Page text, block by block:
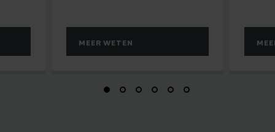
MEER WETEN